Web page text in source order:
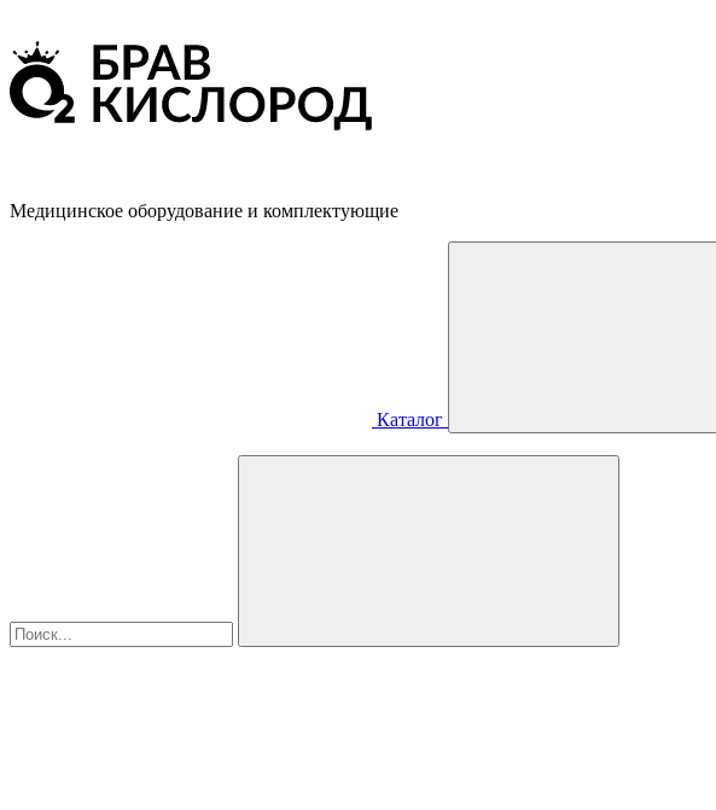
Медицинское оборудование и комплектующие
Каталог